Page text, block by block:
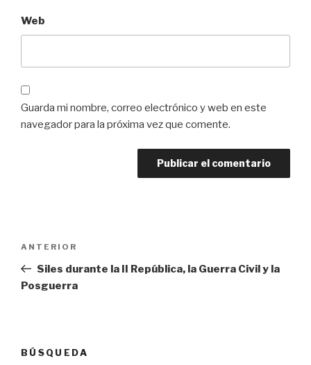
Web
Guarda mi nombre, correo electrónico y web en este
navegador para la próxima vez que comente.
entradas
Entrada
anterior:
ANTERIOR
Siles durante la II República, la Guerra Civil y la
Posguerra
BÚSQUEDA